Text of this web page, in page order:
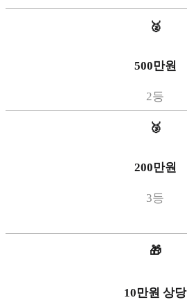
🥈
500만원
2등
🥉
200만원
3등
🎁
10만원 상당